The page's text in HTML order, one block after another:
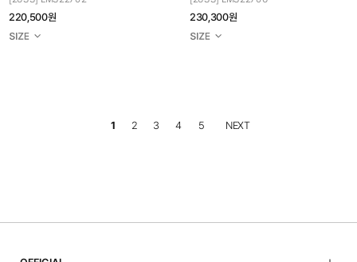
220,500원 230,300원
1 2 3 4 5 NEXT